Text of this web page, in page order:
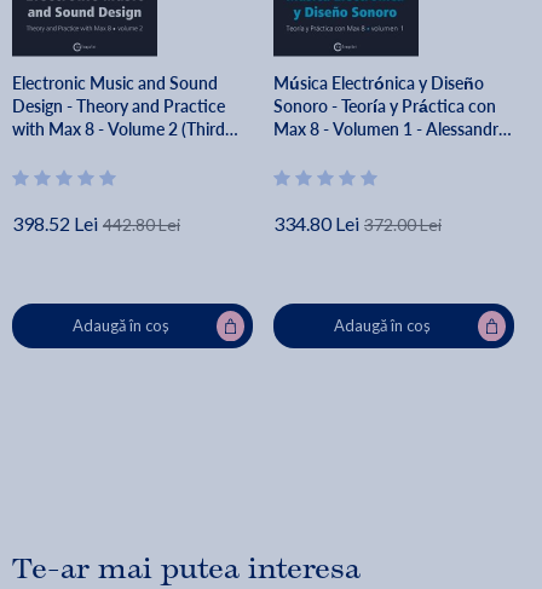
Electronic Music and Sound
Design - Theory and Practice
with Max 8 - Volume 2 (Third
398.52 Lei 442.80 Lei
Adaugă în coș
Música Electrónica y Diseño
Sonoro - Teoría y Práctica con
Max 8 - Volumen 1 - Alessandro
334.80 Lei 372.00 Lei
Adaugă în coș
Te-ar mai putea interesa